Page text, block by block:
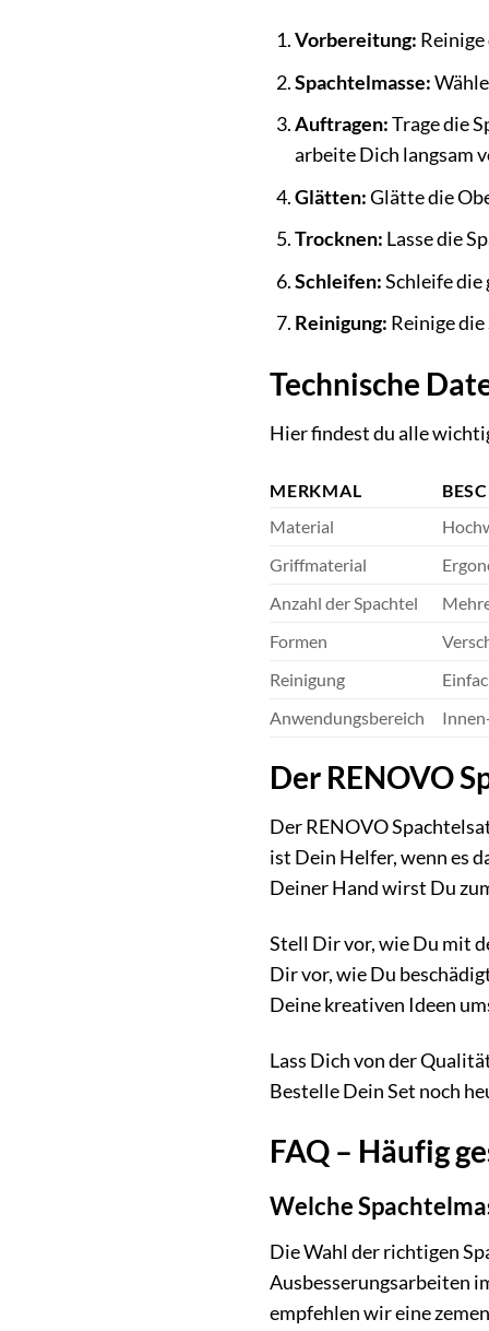
Vorbereitung:
Spachtelmasse:
Auftragen:Trage die
arbeite Dich langsam
Glätten:Glätte die
Trocknen: Lasse die
Schleifen:Schleife die
Reinigung: Reinige
Technische
Hier findest du alle
MERKMAL
Material
Griffmaterial
Anzahl der Spachtel
Formen
Reinigung
Anwendungsbereich
Der RENOVO
Der RENOVO
ist Dein Helfer, wenn es
Deiner Hand wirst Du
Stell Dir vor, wie Du mit
Dir vor, wie Du
Deine kreativen Ideen
Lass Dich von der
Bestelle Dein Set noch
FAQ – Häufig
Welche
Die Wahl der richtigen
Ausbesserungsarbeiten
empfehlen wir eine